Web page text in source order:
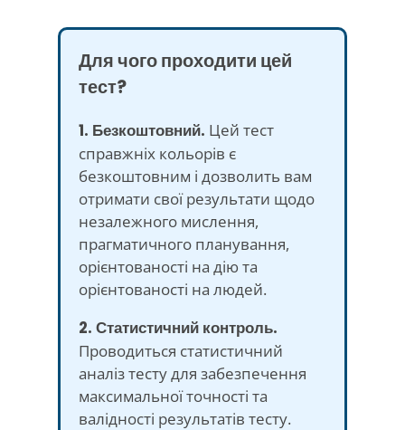
Для чого проходити цей
тест?
1. Безкоштовний. Цей тест
справжніх кольорів є
безкоштовним і дозволить вам
отримати свої результати щодо
незалежного мислення,
прагматичного планування,
орієнтованості на дію та
орієнтованості на людей.
2. Статистичний контроль.
Проводиться статистичний
аналіз тесту для забезпечення
максимальної точності та
валідності результатів тесту.